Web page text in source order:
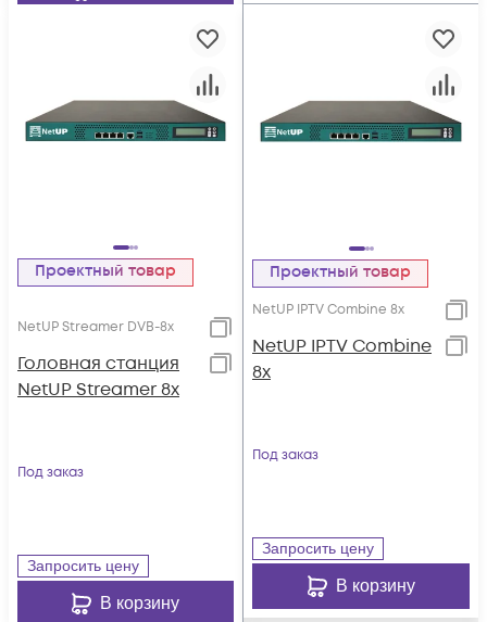
Проектный товар
NetUP Streamer DVB-8x
Головная станция
NetUP Streamer 8x
Под заказ
Запросить цену
В корзину
Проектный товар
NetUP IPTV Combine 8x
NetUP IPTV Combine
8x
Под заказ
Запросить цену
В корзину